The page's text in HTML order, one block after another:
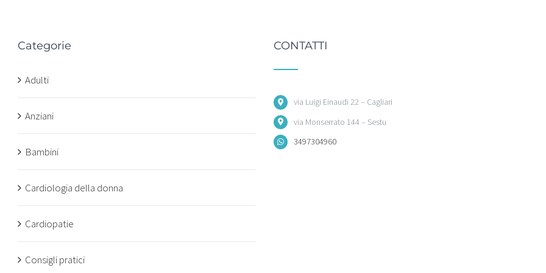
Categorie
Adulti
Anziani
Bambini
Cardiologia della donna
Cardiopatie
Consigli pratici
CONTATTI
via Luigi Einaudi 22 – Cagliari
via Monserrato 144 – Sestu
3497304960